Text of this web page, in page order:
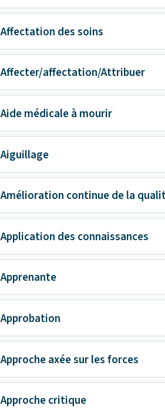
Affectation des soins
Affecter/affectation/Attribuer
Aide médicale à mourir
Aiguillage
Amélioration continue de la
Application des connaissances
Apprenante
Approbation
Approche axée sur les forces
Approche critique